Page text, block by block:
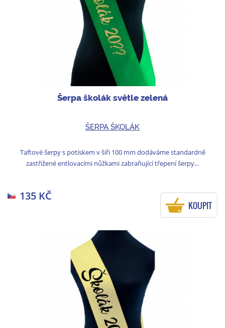
Šerpa školák světle zelená
ŠERPA ŠKOLÁK
Taftové šerpy s potiskem v šíři 100 mm dodáváme standardně
zastřižené entlovacími nůžkami zabraňující třepení šerpy...
135 KČ
KOUPIT